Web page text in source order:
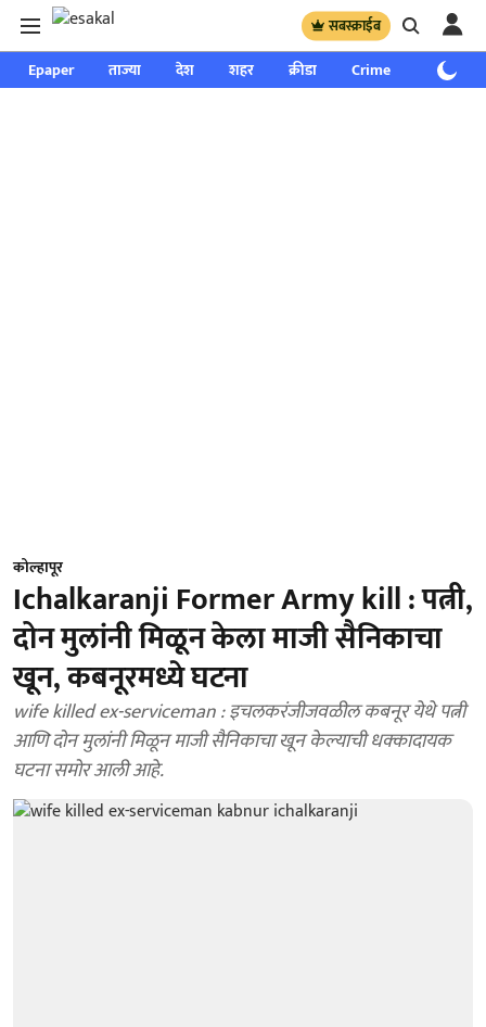
सबस्क्राईब
Epaper ताज्या देश शहर क्रीडा Crime साप्ताहिक
कोल्हापूर
Ichalkaranji Former Army kill : पत्नी,
दोन मुलांनी मिळून केला माजी सैनिकाचा
खून, कबनूरमध्ये घटना
wife killed ex-serviceman : इचलकरंजीजवळील कबनूर येथे पत्नी
आणि दोन मुलांनी मिळून माजी सैनिकाचा खून केल्याची धक्कादायक
घटना समोर आली आहे.